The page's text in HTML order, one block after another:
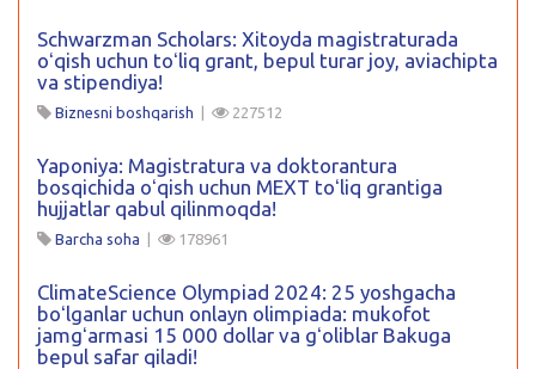
Schwarzman Scholars: Xitoyda magistraturada
oʻqish uchun toʻliq grant, bepul turar joy, aviachipta
va stipendiya!
Biznesni boshqarish | 227512
Yaponiya: Magistratura va doktorantura
bosqichida oʻqish uchun MEXT toʻliq grantiga
hujjatlar qabul qilinmoqda!
Barcha soha | 178961
ClimateScience Olympiad 2024: 25 yoshgacha
boʻlganlar uchun onlayn olimpiada: mukofot
jamgʻarmasi 15 000 dollar va gʻoliblar Bakuga
bepul safar qiladi!